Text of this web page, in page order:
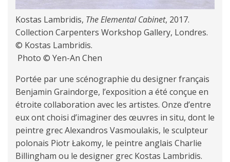
Kostas Lambridis, The Elemental Cabinet, 2017.
Collection Carpenters Workshop Gallery, Londres.
© Kostas Lambridis.
Photo © Yen-An Chen
Portée par une scénographie du designer français
Benjamin Graindorge, l’exposition a été conçue en
étroite collaboration avec les artistes. Onze d’entre
eux ont choisi d’imaginer des œuvres in situ, dont le
peintre grec Alexandros Vasmoulakis, le sculpteur
polonais Piotr Łakomy, le peintre anglais Charlie
Billingham ou le designer grec Kostas Lambridis.